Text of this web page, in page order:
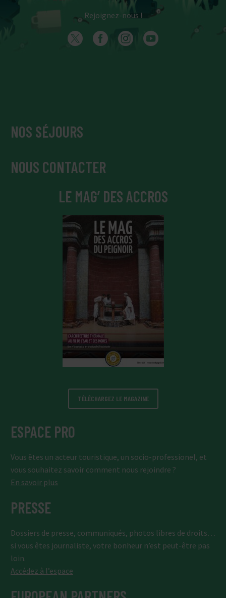
Rejoignez-nous !
NOS SÉJOURS
NOUS CONTACTER
LE MAG’ DES ACCROS
TÉLÉCHARGEZ LE MAGAZINE
ESPACE PRO
Vous êtes un acteur touristique, un socio-professionel, et
vous souhaitez savoir comment nous rejoindre ?
En savoir plus
PRESSE
Dossiers de presse, communiqués, photos libres de droits…
si vous êtes journaliste, votre bonheur n’est peut-être pas
loin.
Accédez à l’espace